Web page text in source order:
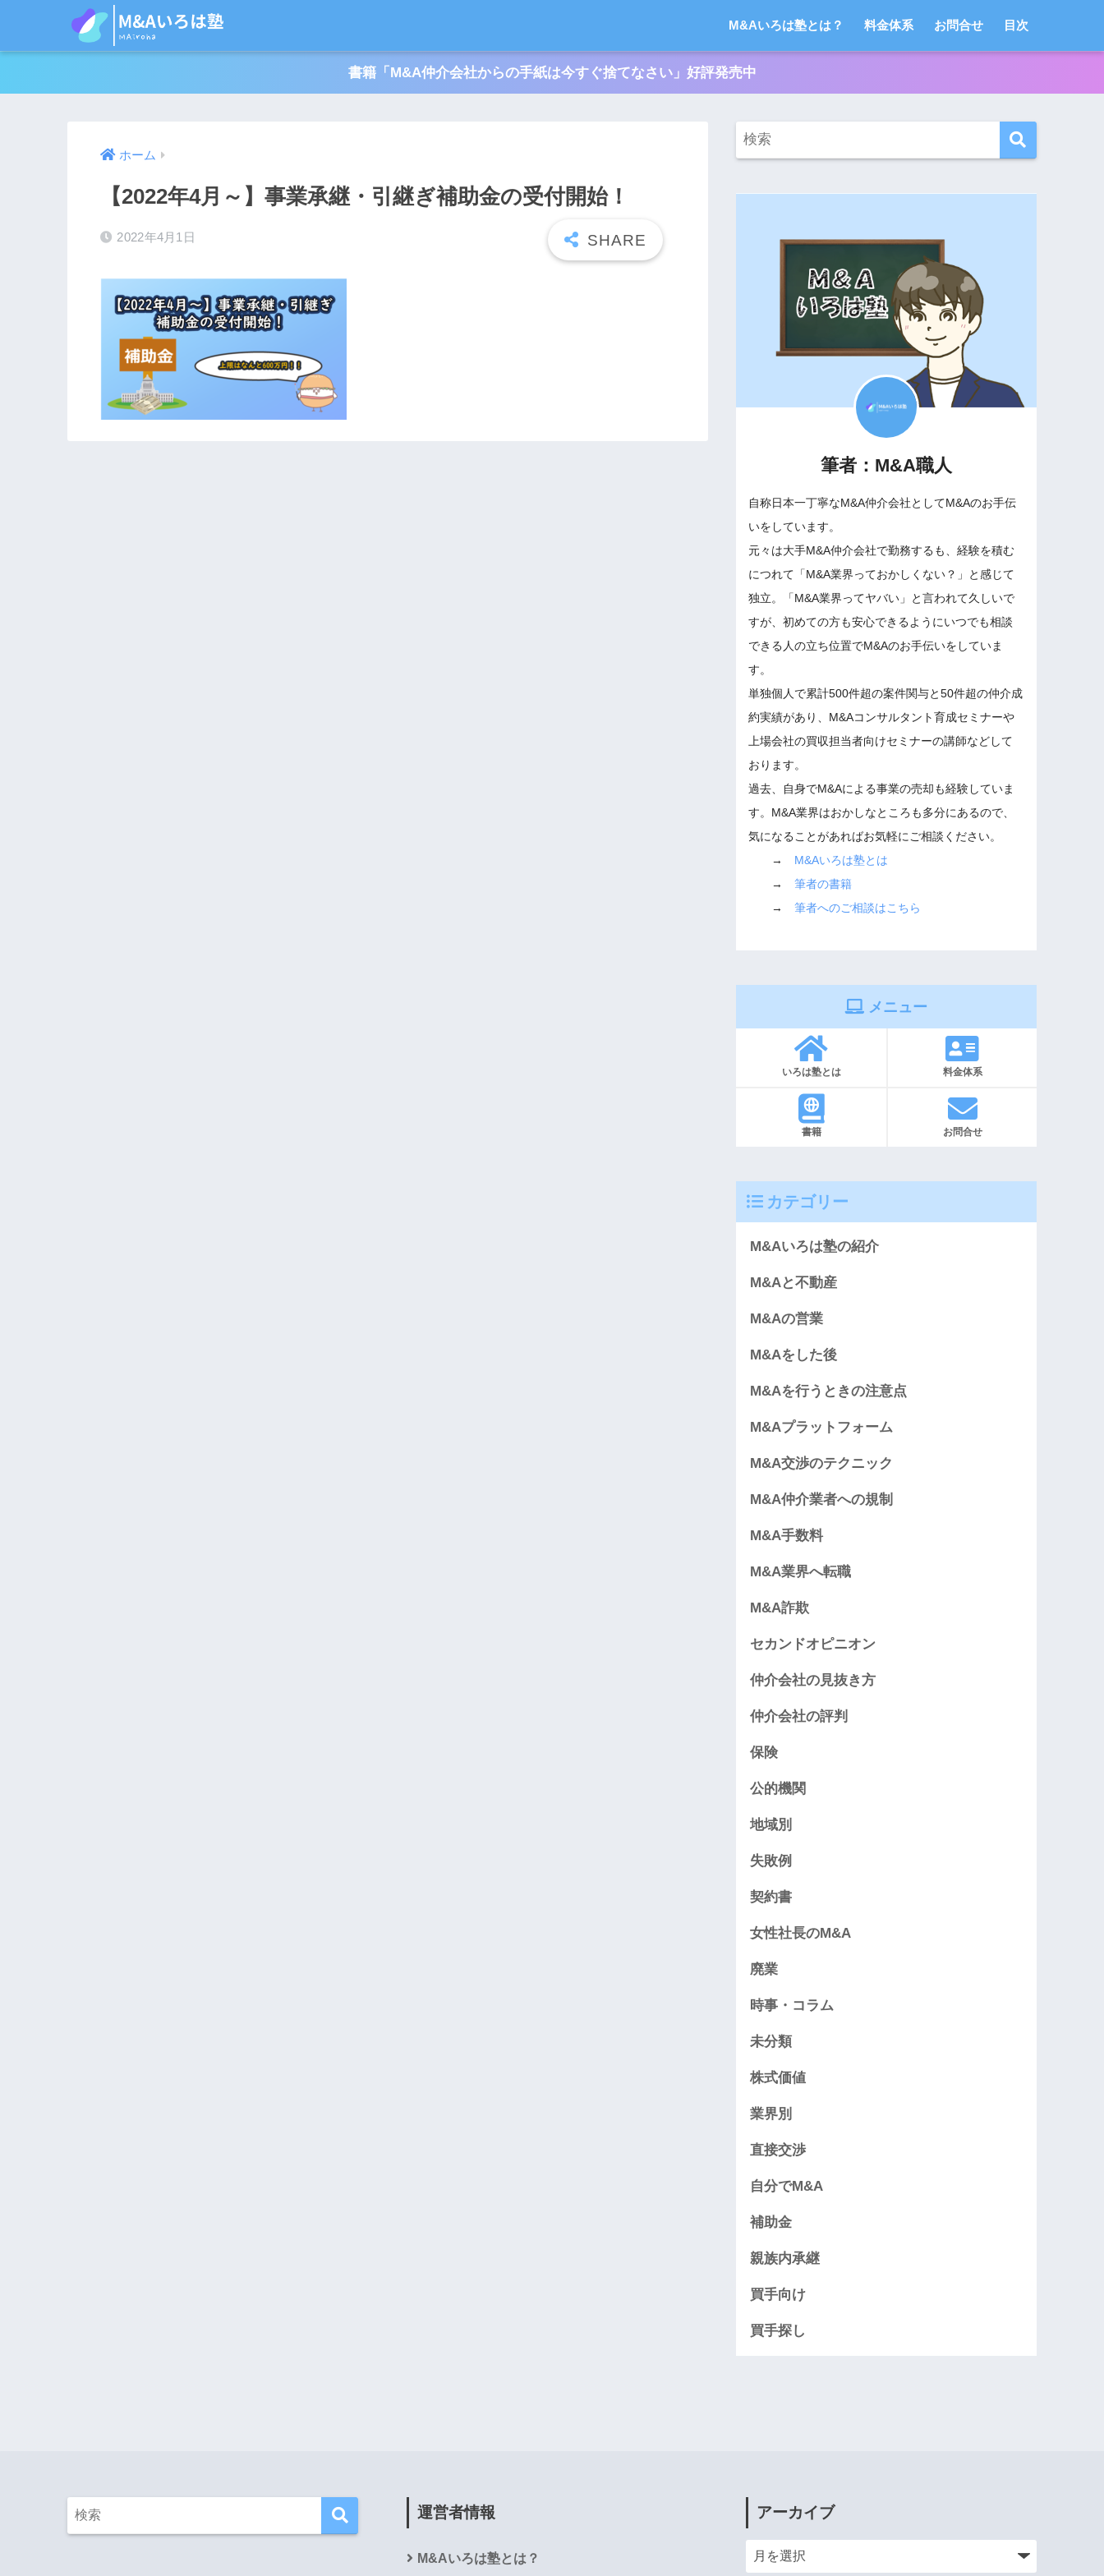
M&Aいろは塾とは？ 料金体系 お問合せ 目次
書籍「M&A仲介会社からの手紙は今すぐ捨てなさい」好評発売中
ホーム
【2022年4月～】事業承継・引継ぎ補助金の受付開始！
2022年4月1日
筆者：M&A職人
自称日本一丁寧なM&A仲介会社としてM&Aのお手伝
いをしています。
元々は大手M&A仲介会社で勤務するも、経験を積む
につれて「M&A業界っておかしくない？」と感じて
独立。「M&A業界ってヤバい」と言われて久しいで
すが、初めての方も安心できるようにいつでも相談
できる人の立ち位置でM&Aのお手伝いをしていま
す。
単独個人で累計500件超の案件関与と50件超の仲介成
約実績があり、M&Aコンサルタント育成セミナーや
上場会社の買収担当者向けセミナーの講師などして
おります。
過去、自身でM&Aによる事業の売却も経験していま
す。M&A業界はおかしなところも多分にあるので、
気になることがあればお気軽にご相談ください。
→ M&Aいろは塾とは
→筆者の書籍
→筆者へのご相談はこちら
メニュー
いろは塾とは 料金体系
書籍 お問合せ
カテゴリー
M&Aいろは塾の紹介
M&Aと不動産
M&Aの営業
M&Aをした後
M&Aを行うときの注意点
M&Aプラットフォーム
M&A交渉のテクニック
M&A仲介業者への規制
M&A手数料
M&A業界へ転職
M&A詐欺
セカンドオピニオン
仲介会社の見抜き方
仲介会社の評判
保険
公的機関
地域別
失敗例
契約書
女性社長のM&A
廃業
時事・コラム
未分類
株式価値
業界別
直接交渉
自分でM&A
補助金
親族内承継
買手向け
買手探し
運営者情報
M&Aいろは塾とは？
アーカイブ